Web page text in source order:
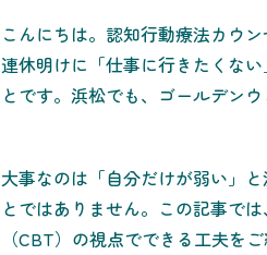
こんにちは。認知行動療法カウ
連休明けに「仕事に行きたくな
とです。浜松でも、ゴールデン
大事なのは「自分だけが弱い」
とではありません。この記事で
（CBT）の視点でできる工夫を